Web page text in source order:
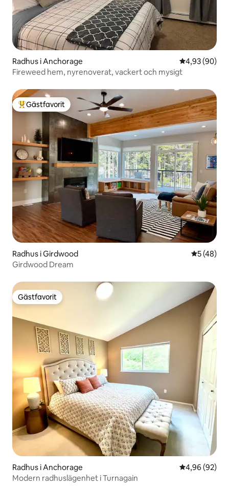
Radhus i Anchorage 4,93 av 5 i
4,93 (90)
Fireweed hem, nyrenoverat, vackert och mysigt
Populär gästfavorit
Gästfavorit
Radhus i Girdwood 5 av 5 i
5 (48)
Girdwood Dream
Gästfavorit
Gästfavorit
Radhus i Anchorage 4,96 av 5 i
4,96 (92)
Modern radhuslägenhet i Turnagain